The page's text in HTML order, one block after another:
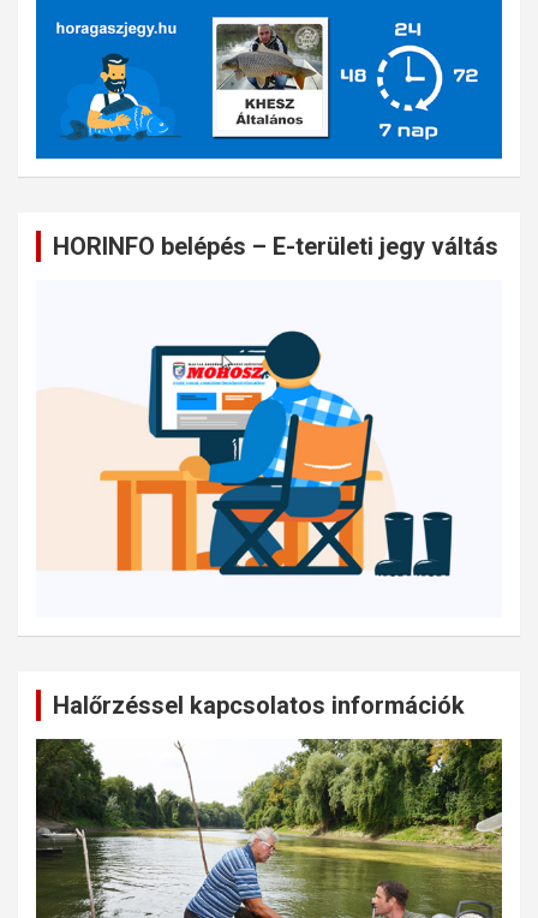
HORINFO belépés – E-területi jegy váltás
Halőrzéssel kapcsolatos információk